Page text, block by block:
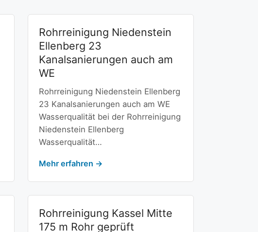
Rohrreinigung Niedenstein
Ellenberg 23
Kanalsanierungen auch am
WE
Rohrreinigung Niedenstein Ellenberg
23 Kanalsanierungen auch am WE
Wasserqualität bei der Rohrreinigung
Niedenstein Ellenberg
Wasserqualität…
Mehr erfahren →
Rohrreinigung Kassel Mitte
175 m Rohr geprüft